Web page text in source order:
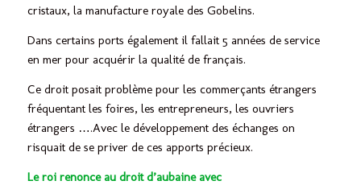
cristaux, la manufacture royale des Gobelins.
Dans certains ports également il fallait 5 années de service
en mer pour acquérir la qualité de français.
Ce droit posait problème pour les commerçants étrangers
fréquentant les foires, les entrepreneurs, les ouvriers
étrangers ….Avec le développement des échanges on
risquait de se priver de ces apports précieux.
Le roi renonce au droit d’aubaine avec